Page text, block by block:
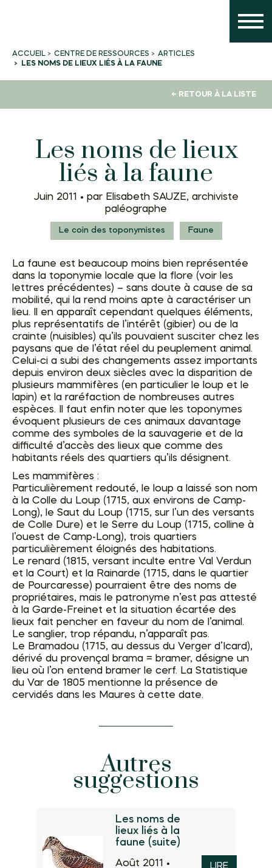
ACCUEIL CENTRE DE RESSOURCES
ARTICLES
LES NOMS DE LIEUX LIÉS À LA FAUNE
← RETOUR À LA LISTE
Les noms de lieux
liés à la faune
Juin 2011 • par Elisabeth SAUZE, archiviste
paléographe
Le coin des toponymistes Faune
La faune est beaucoup moins bien représentée
dans la toponymie locale que la flore (voir les
lettres précédentes) – sans doute à cause de sa
mobilité, qui la rend moins apte à caractériser un
lieu. Il en apparaît cependant quelques éléments,
plus représentatifs de l’intérêt (gibier) ou de la
crainte (nuisibles) qu’ils pouvaient susciter chez les
paysans que de l’état réel du peuplement animal.
Celui-ci a subi des changements assez importants
depuis environ deux siècles avec la disparition de
plusieurs mammifères (en particulier le loup et le
lapin) et la raréfaction de nombreuses autres
espèces. Il faut enfin noter que les toponymes
évoquent plusieurs de ces animaux davantage
comme des symboles de la sauvagerie et de la
difficulté d’accès des lieux que comme des
habitants réels des quartiers qu’ils désignent.
Les mammifères :
Particulièrement redouté, le loup a laissé son nom
à la Colle du Loup (1715, aux environs de Camp-
Long), le Saut du Loup (1715, sur l’un des versants
de Colle Dure) et le Serre du Loup (1715, colline à
l’ouest de Camp-Long), trois quartiers
particulièrement éloignés des habitations.
Le renard (1815, versant inculte entre Val Verdun
et la Court) et la Rainarde (1715, dans le quartier
de Pourcaresse) pourraient être des noms de
propriétaires, mais le patronyme n’est pas attesté
à la Garde-Freinet et la situation écartée des
lieux fait pencher en faveur du nom de l’animal.
Le sanglier, trop répandu, n’apparaît pas.
Le Bramadou (1715, au dessus du Verger d’Icard),
dérivé du provençal brama = bramer, désigne un
lieu où l’on entend bramer le cerf. La Statistique
du Var de 1805 mentionne la présence de
cervidés dans les Maures à cette date.
Autres
suggestions
Les noms de
lieux liés à la
faune (suite)
Août 2011 •